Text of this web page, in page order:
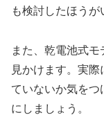
も検討したほうが
また、乾電池式モ
見かけます。実
ていないか気をつ
にしましょう。